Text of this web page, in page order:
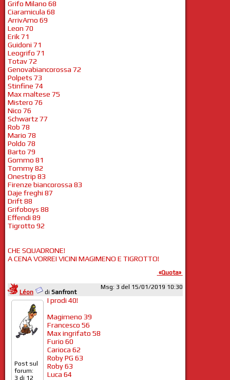
Grifo Milano 68
Ciaramicula 68
ArrivAmo 69
Leon 70
Erik 71
Guidoni 71
Leogrifo 71
Totav 72
Genovabiancorossa 72
Polpets 73
Stinfine 74
Max maltese 75
Mistero 76
Nico 76
Schwartz 77
Rob 78
Mario 78
Poldo 78
Barto 79
Gommo 81
Tommy 82
Onestrip 83
Firenze biancorossa 83
Daje freghi 87
Drift 88
Grifoboys 88
Effendi 89
Tigrotto 92
CHE SQUADRONE!
A CENA VORREI VICINI MAGIMENO E TIGROTTO!
«Quota»
Léon di Sanfront
Msg: 3 del 15/01/2019 10:30
Post sul
forum:
3 di 12
I prodi 40!
Magimeno 39
Francesco 56
Max ingrifato 58
Furio 60
Carioca 62
Roby PG 63
Roby 63
Luca 64